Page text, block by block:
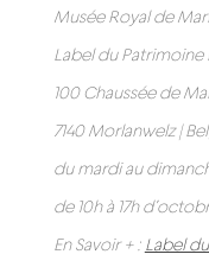
Musée Royal de
Label du
100 Chaussée de
7140 Morlanwelz |
du mardi au
de 10h à 17h
En Savoir + : Label